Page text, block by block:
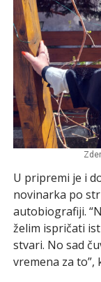
U pripremi je i
novinarka po
autobiografiji.
želim ispričati
stvari. No sad
vremena za to”,